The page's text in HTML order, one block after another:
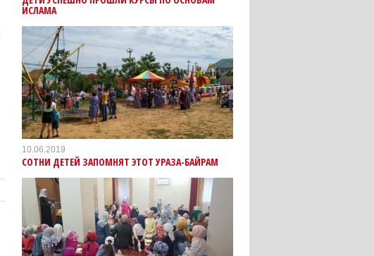
ИСЛАМА
10.06.2019
СОТНИ ДЕТЕЙ ЗАПОМНЯТ ЭТОТ УРАЗА-БАЙРАМ